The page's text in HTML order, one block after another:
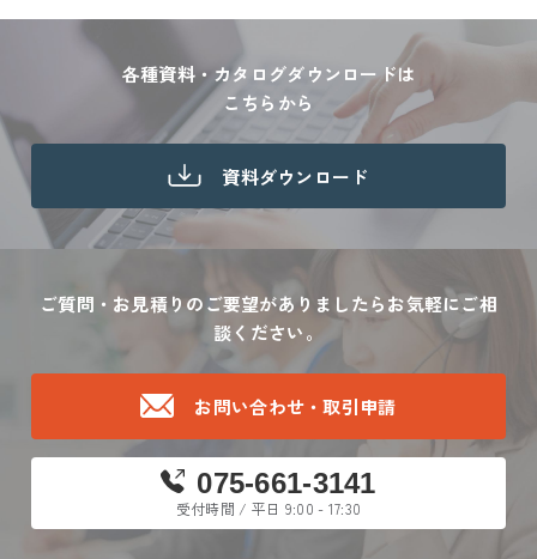
各種資料・カタログダウンロードは
こちらから
資料ダウンロード
ご質問・お見積りのご要望がありましたらお気軽にご相
談ください。
お問い合わせ・取引申請
075-661-3141
受付時間 / 平日 9:00 - 17:30